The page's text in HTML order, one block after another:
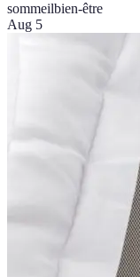
sommeilbien-être
Aug 5